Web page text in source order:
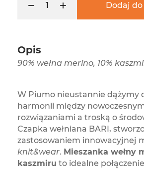
Dodaj
Opis
90% wełna merino, 10%
W Piumo nieustannie dążymy
harmonii między
rozwiązaniami a troską o
Czapka wełniana BARI,
zastosowaniem innowacyjnej
knit&wear. Mieszanka wełny
kaszmiru to idealne połączenie